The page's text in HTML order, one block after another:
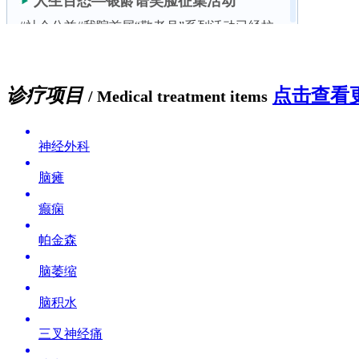
诊疗项目 / Medical treatment items 点击查看
神经外科
脑瘫
癫痫
帕金森
脑萎缩
脑积水
三叉神经痛